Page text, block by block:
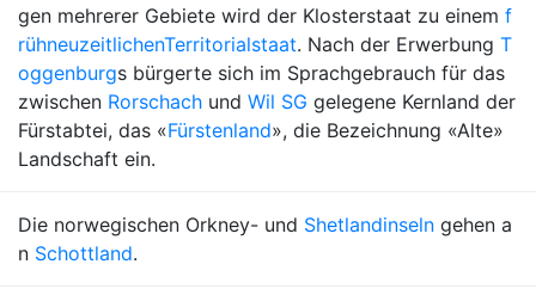
gen mehrerer Gebiete wird der Klosterstaat zu einem f
rühneuzeitlichenTerritorialstaat. Nach der Erwerbung T
oggenburgs bürgerte sich im Sprachgebrauch für das
zwischen Rorschach und Wil SG gelegene Kernland der
Fürstabtei, das «Fürstenland», die Bezeichnung «Alte»
Landschaft ein.
Die norwegischen Orkney- und Shetlandinseln gehen a
n Schottland.